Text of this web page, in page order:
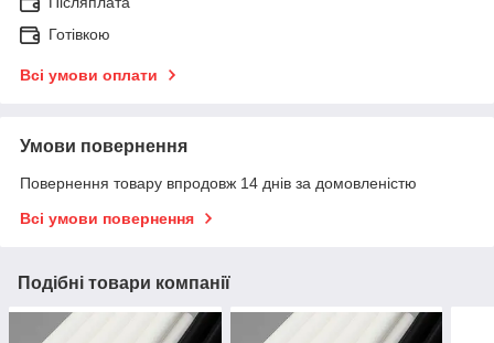
Готівкою
Всі умови оплати
Умови повернення
Повернення товару впродовж 14 днів за домовленістю
Всі умови повернення
Подібні товари компанії